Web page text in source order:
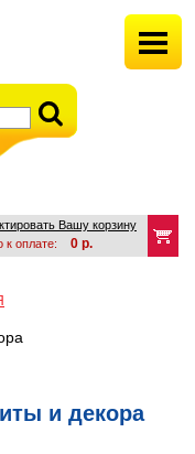
Вашу корзину
к оплате:
0 р.
и декора